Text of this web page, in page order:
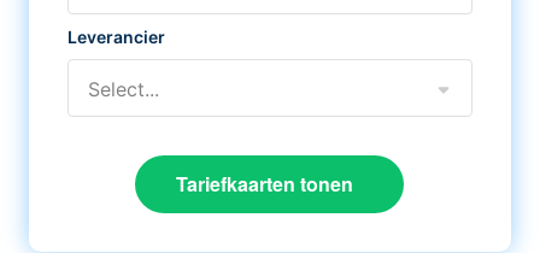
Leverancier
Select...
Tariefkaarten tonen